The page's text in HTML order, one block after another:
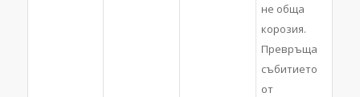
не обща
корозия.
Превръща
събитието
от